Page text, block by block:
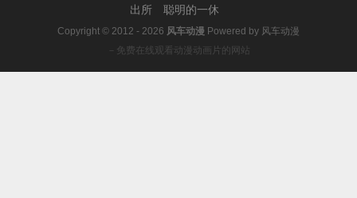
出所
聪明的一休
Copyright © 2012 - 2026 风车动漫 Powered by 风车动漫
－免费在线观看动漫动画片的网站